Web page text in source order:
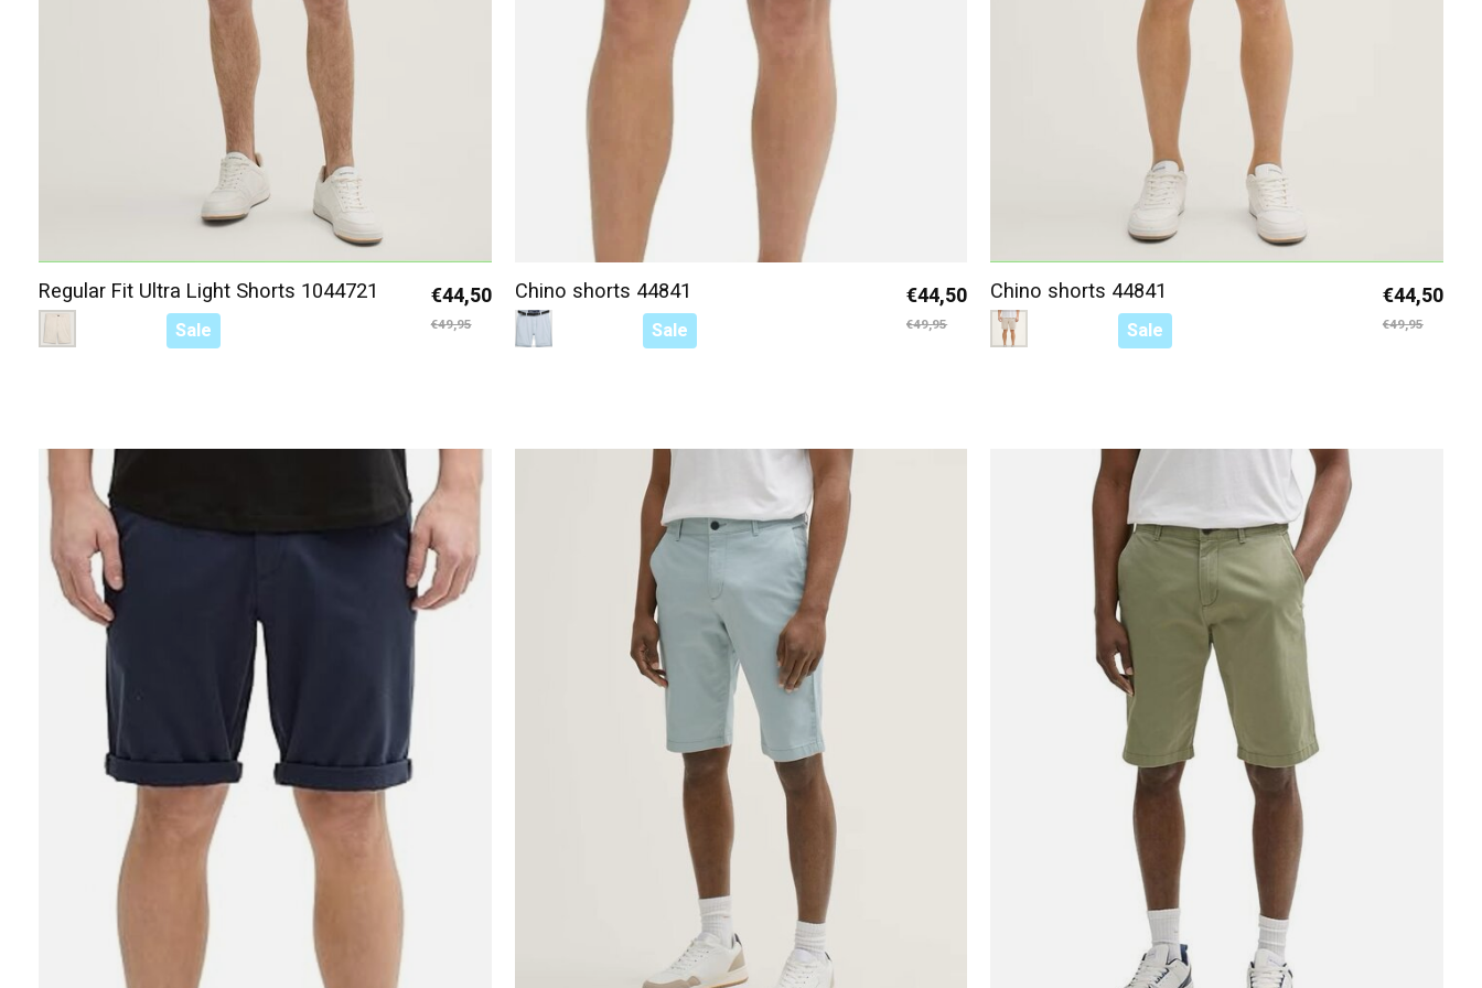
Sale
Regular Fit Ultra Light Shorts 1044721
Color: — Beige 10336
Beige 10336
€44,50
€49,95 Sale
Chino shorts 44841
Color: — Licht Blauw 37473
Licht Blauw 37473
€44,50
€49,95 Sale
Chino shorts 44841
Color: — Beige 37469
Beige 37469
€44,50
€49,95